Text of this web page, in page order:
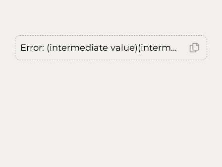
Error: (intermediate value)(intermediate value)(intermediate value).replaceAll is not a function